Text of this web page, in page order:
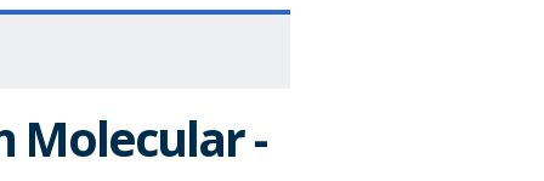
Molecular -